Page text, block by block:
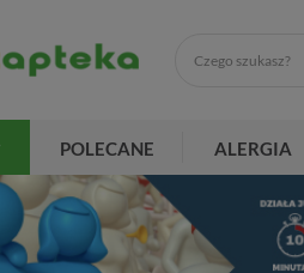
POLECANE ALERGIA